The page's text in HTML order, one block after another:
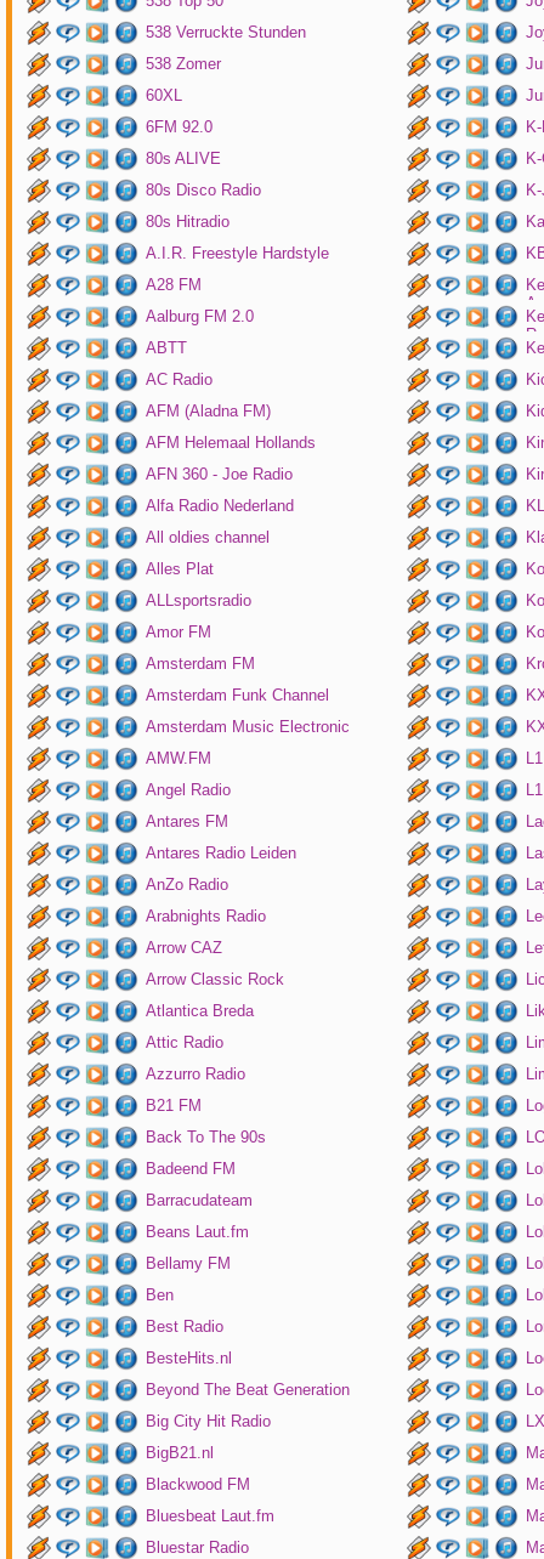
538 Verruckte Stunden
538 Zomer
60XL
6FM 92.0
80s ALIVE
80s Disco Radio
80s Hitradio
A.I.R. Freestyle Hardstyle
A28 FM
Aalburg FM 2.0
ABTT
AC Radio
AFM (Aladna FM)
AFM Helemaal Hollands
AFN 360 - Joe Radio
Alfa Radio Nederland
All oldies channel
Alles Plat
ALLsportsradio
Amor FM
Amsterdam FM
Amsterdam Funk Channel
Amsterdam Music Electronic
AMW.FM
Angel Radio
Antares FM
Antares Radio Leiden
AnZo Radio
Arabnights Radio
Arrow CAZ
Arrow Classic Rock
Atlantica Breda
Attic Radio
Azzurro Radio
B21 FM
Back To The 90s
Badeend FM
Barracudateam
Beans Laut.fm
Bellamy FM
Ben
Best Radio
BesteHits.nl
Beyond The Beat Generation
Big City Hit Radio
BigB21.nl
Blackwood FM
Bluesbeat Laut.fm
Bluestar Radio